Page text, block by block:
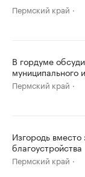
Пермский край
В гордуме
муниципального
Пермский край
Изгородь
благоустройства
Пермский край